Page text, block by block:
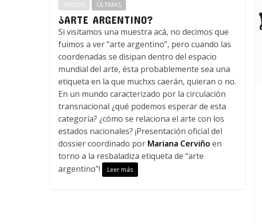
TEXTOS ÚLTIMAS
¿ARTE ARGENTINO?
Si visitamos una muestra acá, no decimos que
fuimos a ver “arte argentino”, pero cuando las
coordenadas se disipan dentro del espacio
mundial del arte, ésta probablemente sea una
etiqueta en la que muchxs caerán, quieran o no.
En un mundo caracterizado por la circulación
transnacional ¿qué podemos esperar de esta
categoría? ¿cómo se relaciona el arte con los
estados nacionales? ¡Presentación oficial del
dossier coordinado por Mariana Cerviño en
torno a la resbaladiza etiqueta de “arte
argentino”!
Leer más